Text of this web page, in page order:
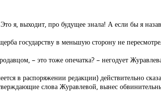
я, выходит, про будущее знала! А если бы я
государству в меньшую сторону не
– это тоже опечатка? – негодует
в распоряжении редакции) действительно
слова Журавлевой, вынес